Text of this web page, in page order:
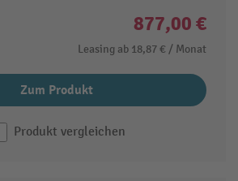
877,00 €
Leasing ab 18,87 € / Monat
Zum Produkt
Produkt vergleichen